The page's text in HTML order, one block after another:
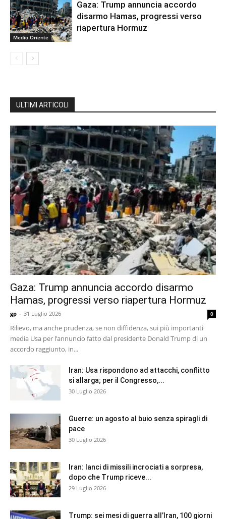
Medio Oriente
Gaza: Trump annuncia accordo
disarmo Hamas, progressi verso
riapertura Hormuz
ULTIMI ARTICOLI
Gaza: Trump annuncia accordo disarmo
Hamas, progressi verso riapertura Hormuz
gp - 31 Luglio 2026 0
Rilievo, ma anche prudenza, se non diffidenza, sui più importanti
media Usa per l’annuncio fatto dal presidente Donald Trump di un
accordo raggiunto, in...
Iran: Usa rispondono ad attacchi, conflitto
si allarga; per il Congresso,...
30 Luglio 2026
Guerre: un agosto al buio senza spiragli di
pace
30 Luglio 2026
Iran: lanci di missili incrociati a sorpresa,
dopo che Trump riceve...
29 Luglio 2026
Trump: sei mesi di guerra all’Iran, 100 giorni